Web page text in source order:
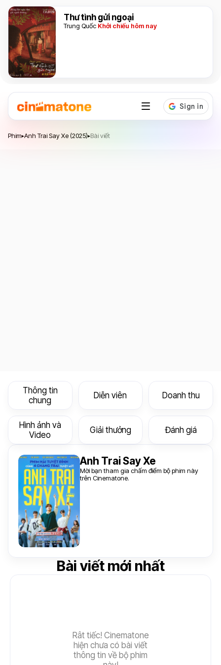
Thư tình gửi ngoại
Trung Quốc Khởi chiếu hôm nay
Phim▸Anh Trai Say Xe (2025)▸Bài viết
Thông tin
chung
Diễn viên Doanh thu
Hình ảnh và
Video
Giải thưởng Đánh giá
Bài viết mới nhất
Rât tiếc! Cinematone
hiện chưa có bài viết
thông tin về bộ phim
Anh Trai Say Xe
Mời bạn tham gia chấm điểm bộ phim này
trên Cinematone.